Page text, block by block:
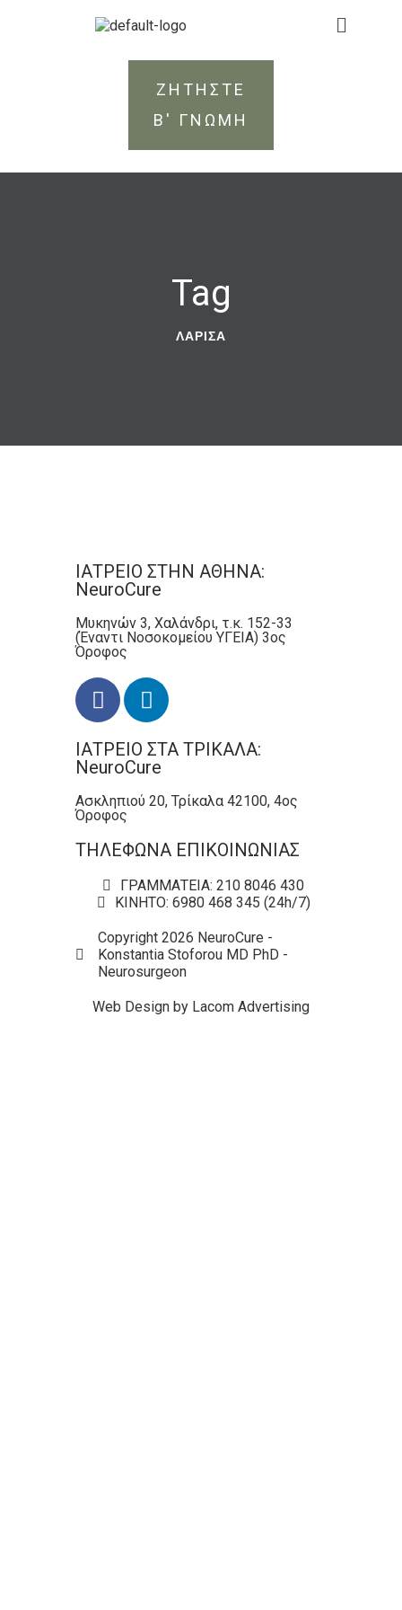
ΖΗΤΗΣΤΕ
Β' ΓΝΩΜΗ
Tag
ΛΆΡΙΣΑ
ΙΑΤΡΕΙΟ ΣΤΗΝ ΑΘΗΝΑ:
NeuroCure
Μυκηνών 3, Χαλάνδρι, τ.κ. 152-33
(Έναντι Νοσοκομείου ΥΓΕΙΑ) 3ος
Όροφος
ΙΑΤΡΕΙΟ ΣΤΑ ΤΡΙΚΑΛΑ:
NeuroCure
Ασκληπιού 20, Τρίκαλα 42100, 4ος
Όροφος
ΤΗΛΕΦΩΝΑ ΕΠΙΚΟΙΝΩΝΙΑΣ
ΓΡΑΜΜΑΤΕΙΑ: 210 8046 430
ΚΙΝΗΤΟ: 6980 468 345 (24h/7)
Copyright 2026 NeuroCure -
Konstantia Stoforou MD PhD -
Neurosurgeon
Web Design by Lacom Advertising